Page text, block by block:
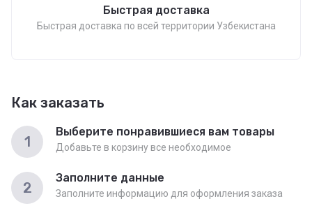
Быстрая доставка
Быстрая доставка по всей территории Узбекистана
Как заказать
1
Выберите понравившиеся вам товары
Добавьте в корзину все необходимое
2
Заполните данные
Заполните информацию для оформления заказа